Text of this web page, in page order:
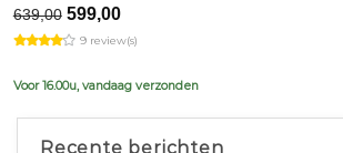
639,00 Original
price
was:
599,00Current
is:
9 review(s)
Voor 16.00u, vandaag verzonden
Recente berichten